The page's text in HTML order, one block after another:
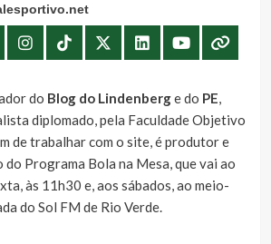
do Blog do Lindenberge do PE,
diplomado, pela Faculdade Objetivo
de trabalhar com o site, é produtor e
Programa Bola na Mesa, que vai ao
às 11h30 e, aos sábados, ao meio-
do Sol FM de Rio Verde.